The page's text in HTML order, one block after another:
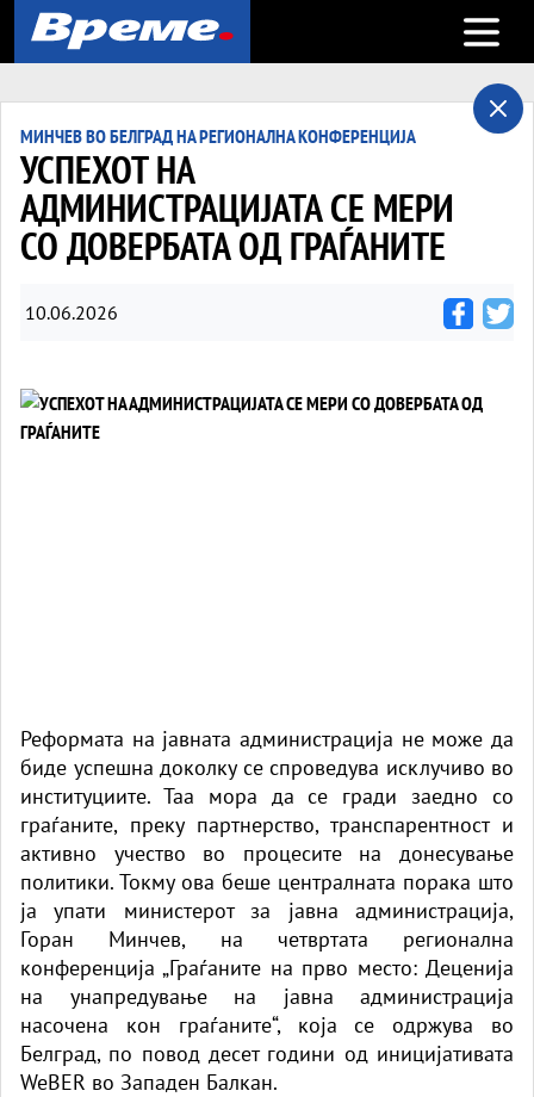
Open
МИНЧЕВ ВО БЕЛГРАД НА РЕГИОНАЛНА КОНФЕРЕНЦИЈА
УСПEХОТ НА
АДМИНИСТРАЦИЈАТА СЕ МЕРИ
СО ДОВЕРБАТА ОД ГРАЃАНИТЕ
10.06.2026
Реформата на јавната администрација не може да
биде успешна доколку се спроведува исклучиво во
институциите. Таа мора да се гради заедно со
граѓаните, преку партнерство, транспарентност и
активно учество во процесите на донесување
политики. Токму ова беше централната порака што
ја упати министерот за јавна администрација,
Горан Минчев, на четвртата регионална
конференција „Граѓаните на прво место: Деценија
на унапредување на јавна администрација
насочена кон граѓаните“, која се одржува во
Белград, по повод десет години од иницијативата
WeBER во Западен Балкан.